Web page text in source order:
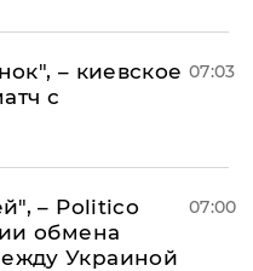
– киевское
с
07:03
– Politico
обмена
Украиной
07:00